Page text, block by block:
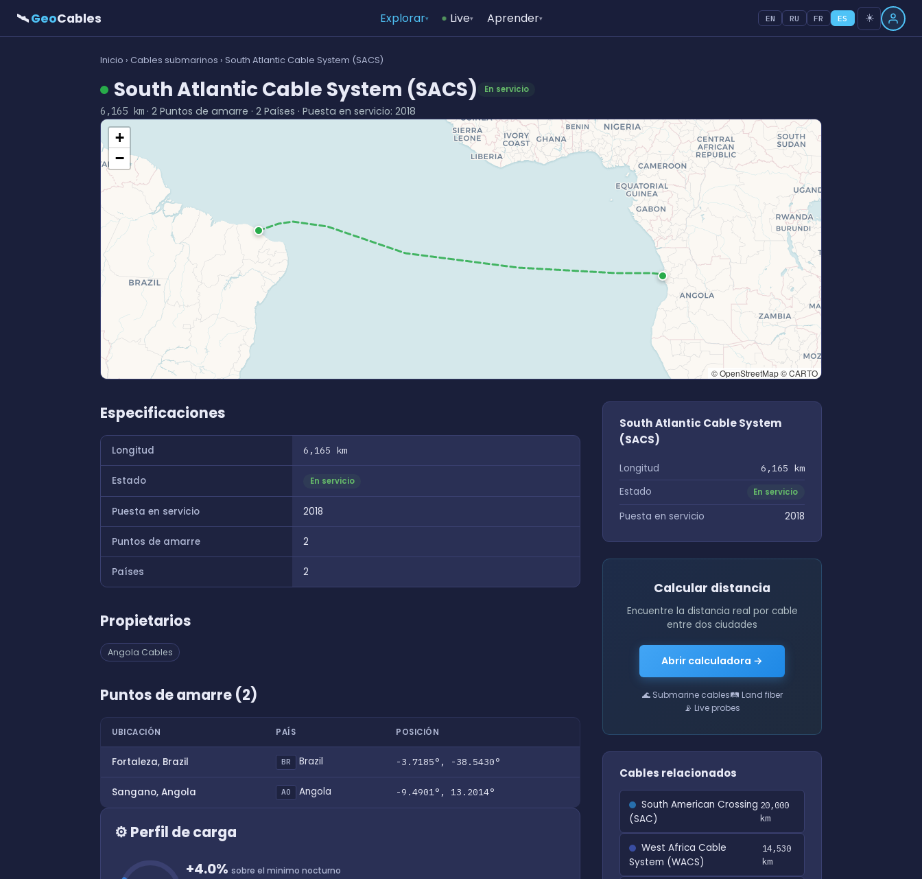
🛰GeoCables Explorar▾ Live▾ Aprender▾ EN RU FR ES ☀️
Inicio › Cables submarinos › South Atlantic Cable System (SACS)
South Atlantic Cable System (SACS) En servicio
6,165 km · 2 Puntos de amarre · 2 Países · Puesta en servicio: 2018
+
−
© OpenStreetMap © CARTO
Especificaciones
Longitud 6,165 km
Estado En servicio
Puesta en servicio 2018
Puntos de amarre 2
Países 2
Propietarios
Angola Cables
Puntos de amarre (2)
UBICACIÓN PAÍS POSICIÓN
Fortaleza, Brazil BR Brazil -3.7185°, -38.5430°
Sangano, Angola AO Angola -9.4901°, 13.2014°
⚙ Perfil de carga
+4.0% sobre el minimo nocturno
South Atlantic Cable System
(SACS)
Longitud 6,165 km
Estado En servicio
Puesta en servicio 2018
Calcular distancia
Encuentre la distancia real por cable
entre dos ciudades
Abrir calculadora →
🌊 Submarine cables🛤 Land fiber
📡 Live probes
Cables relacionados
South American Crossing
(SAC)
20,000
km
West Africa Cable
System (WACS)
14,530
km